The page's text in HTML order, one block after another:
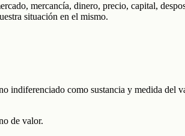
mercancía, dinero, precio, capital,
situación en el mismo.
indiferenciado como sustancia y medida del
de valor.